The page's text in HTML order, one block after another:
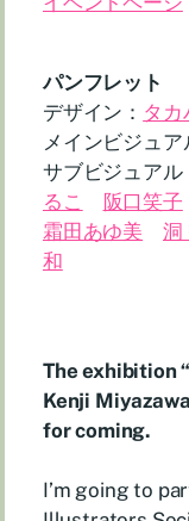
パンフレット
デザイン： タカ
メインビジュア
サブビジュアル
るこ
阪口笑子
霜田あゆ美
洞
和
The exhibition
Kenji
for coming.
I’m going to